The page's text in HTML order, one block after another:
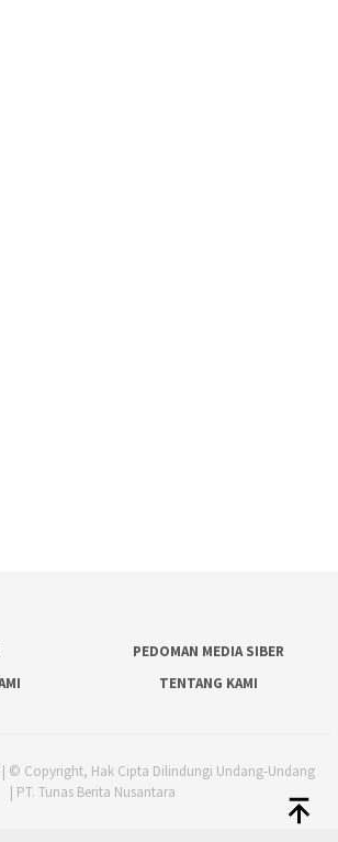
PEDOMAN MEDIA SIBER
TENTANG KAMI
© Copyright, Hak Cipta Dilindungi Undang-Undang
| PT. Tunas Berita Nusantara